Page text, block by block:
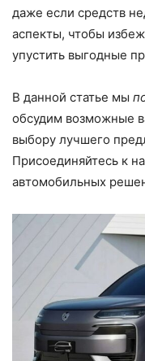
даже если средств
аспекты, чтобы
упустить выгодные
В данной статье мы
обсудим возможные
выбору лучшего
Присоединяйтесь к
автомобильных